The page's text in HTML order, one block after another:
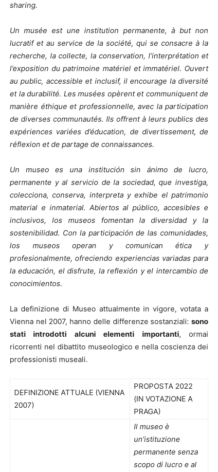
sharing.
Un musée est une institution permanente, à but non
lucratif et au service de la société, qui se consacre à la
recherche, la collecte, la conservation, l’interprétation et
l’exposition du patrimoine matériel et immatériel. Ouvert
au public, accessible et inclusif, il encourage la diversité
et la durabilité. Les musées opèrent et communiquent de
manière éthique et professionnelle, avec la participation
de diverses communautés. Ils offrent à leurs publics des
expériences variées d’éducation, de divertissement, de
réflexion et de partage de connaissances.
Un museo es una institución sin ánimo de lucro,
permanente y al servicio de la sociedad, que investiga,
colecciona, conserva, interpreta y exhibe el patrimonio
material e inmaterial. Abiertos al público, accesibles e
inclusivos, los museos fomentan la diversidad y la
sostenibilidad. Con la participación de las comunidades,
los museos operan y comunican ética y
profesionalmente, ofreciendo experiencias variadas para
la educación, el disfrute, la reflexión y el intercambio de
conocimientos.
La definizione di Museo attualmente in vigore, votata a
Vienna nel 2007, hanno delle differenze sostanziali: sono
stati introdotti alcuni elementi importanti, ormai
ricorrenti nel dibattito museologico e nella coscienza dei
professionisti museali.
DEFINIZIONE ATTUALE (VIENNA
2007)
PROPOSTA 2022
(IN VOTAZIONE A
PRAGA)
Il museo è
un’istituzione
permanente senza
scopo di lucro e al